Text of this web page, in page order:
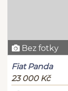
Bez fotky
Fiat Panda
23 000 Kč